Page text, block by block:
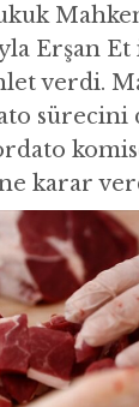
Erşan Et
verdi.
sürecini
karar